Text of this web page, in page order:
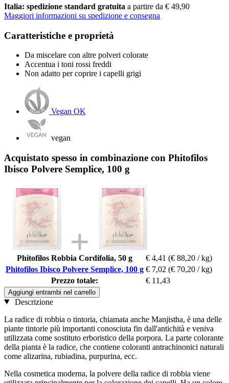
Italia: spedizione standard gratuita a partire da € 49,90
Maggiori informazioni su spedizione e consegna
Caratteristiche e proprietà
Da miscelare con altre polveri colorate
Accentua i toni rossi freddi
Non adatto per coprire i capelli grigi
Vegan OK
vegan
Acquistato spesso in combinazione con Phitofilos
Ibisco Polvere Semplice, 100 g
Phitofilos Robbia Cordifolia, 50 g € 4,41 (€ 88,20 / kg)
Phitofilos Ibisco Polvere Semplice, 100 g € 7,02 (€ 70,20 / kg)
Prezzo totale:
€ 11,43
Aggiungi entrambi nel carrello
Descrizione
La radice di robbia o tintoria, chiamata anche Manjistha, è una delle
piante tintorie più importanti conosciuta fin dall'antichità e veniva
utilizzata come sostituto erboristico della porpora. La parte colorante
della pianta è la radice, che contiene coloranti antrachinonici naturali
come alizarina, rubiadina, purpurina, ecc.
Nella cosmetica moderna, la polvere della radice di robbia viene